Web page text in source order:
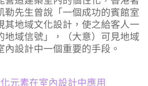
勒先生曾說「一個成功的賓館室
其地域文化設計，使之給客人一
地域信號」，（大意）可見地域
內設計中一個重要的手段。
元素在室內設計中應用